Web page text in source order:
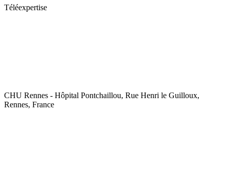
Téléexpertise
CHU Rennes - Hôpital Pontchaillou, Rue Henri le Guilloux,
Rennes, France